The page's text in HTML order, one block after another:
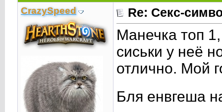
CrаzySpeed Re: Секс-
Манечка топ
сиськи у неё
отлично. Мой
Бля енвгеша